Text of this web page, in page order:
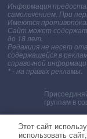
Информация
самолечением. При
Имеются
Сайт может
до 18 лет.
Редакция не несет
содержащейся в
справочной
* - на правах рекламы.
группам в
ВКонтакте
Этот сайт
использовать